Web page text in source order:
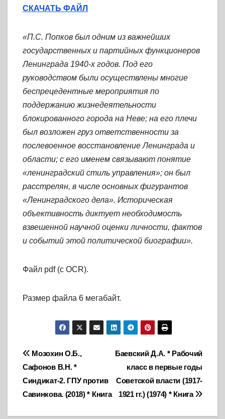
СКАЧАТЬ ФАЙЛ
«П.С. Попков был одним из важнейших
государственных и партийных функционеров
Ленинграда 1940-х годов. Под его
руководством были осуществлены многие
беспрецедентные мероприятия по
поддержанию жизнедеятельности
блокированного города на Неве; на его плечи
был возложен груз ответственности за
послевоенное восстановление Ленинграда и
области; с его именем связывают понятие
«ленинградский стиль управления»; он был
расстрелян, в числе основных фигурантов
«Ленинградского дела». Историческая
объективность диктует необходимость
взвешенной научной оценки личности, фактов
и событий этой политической биографии».
Файл pdf (с OCR).
Размер файла 6 мегабайт.
Навигация
по
записям
Баевский Д.А. * Рабочий
класс в первые годы
Советской власти (1917-
1921 гг.) (1974) * Книга
Мозохин О.Б.,
Сафонов В.Н. *
Синдикат-2. ГПУ против
Савинкова. (2018) * Книга